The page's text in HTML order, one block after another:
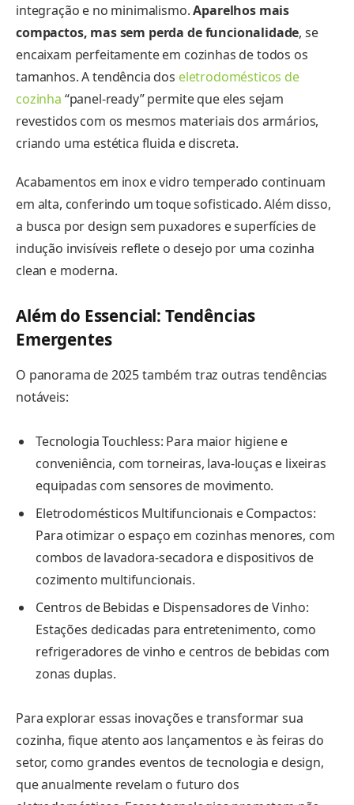
integração e no minimalismo.Aparelhos mais
compactos, mas sem perda de funcionalidade, se
encaixam perfeitamente em cozinhas de todos os
tamanhos. A tendência dos eletrodomésticos de
cozinha “panel-ready” permite que eles sejam
revestidos com os mesmos materiais dos armários,
criando uma estética fluida e discreta.
Acabamentos em inox e vidro temperado continuam
em alta, conferindo um toque sofisticado. Além disso,
a busca por design sem puxadores e superfícies de
indução invisíveis reflete o desejo por uma cozinha
clean e moderna.
Além do Essencial: Tendências
Emergentes
O panorama de 2025 também traz outras tendências
notáveis:
Tecnologia Touchless: Para maior higiene e
conveniência, com torneiras, lava-louças e lixeiras
equipadas com sensores de movimento.
Eletrodomésticos Multifuncionais e Compactos:
Para otimizar o espaço em cozinhas menores, com
combos de lavadora-secadora e dispositivos de
cozimento multifuncionais.
Centros de Bebidas e Dispensadores de Vinho:
Estações dedicadas para entretenimento, como
refrigeradores de vinho e centros de bebidas com
zonas duplas.
Para explorar essas inovações e transformar sua
cozinha, fique atento aos lançamentos e às feiras do
setor, como grandes eventos de tecnologia e design,
que anualmente revelam o futuro dos